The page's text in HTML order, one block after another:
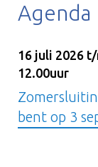
Agenda
16 juli 2026
12.00uur
bent op 3